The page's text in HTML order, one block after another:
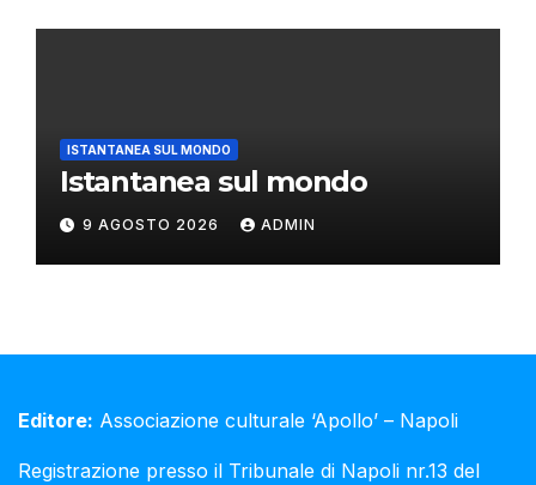
ISTANTANEA SUL MONDO
Istantanea sul mondo
9 AGOSTO 2026 ADMIN
Editore: Associazione culturale ‘Apollo’ – Napoli
Registrazione presso il Tribunale di Napoli nr.13 del